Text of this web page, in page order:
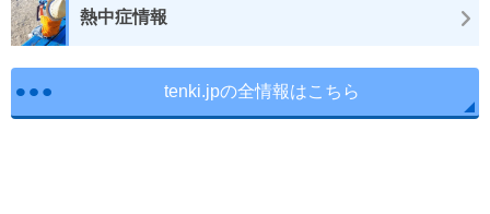
熱中症情報
tenki.jpの全情報はこちら